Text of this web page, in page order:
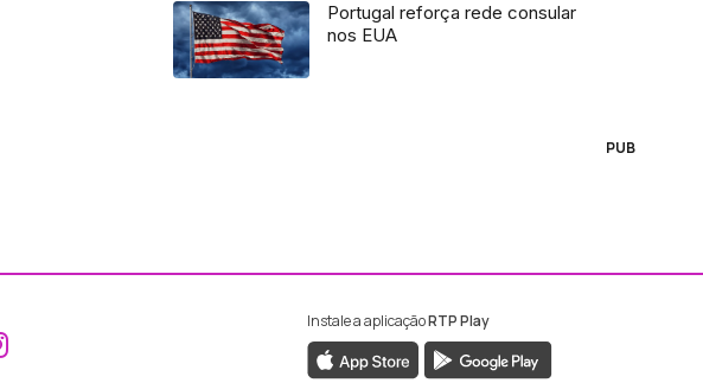
Portugal reforça rede consular
nos EUA
PUB
ao Facebook da RTP Madeira
Aceder ao Instagram da RTP Madeira
Instale a aplicaçãoRTP Play